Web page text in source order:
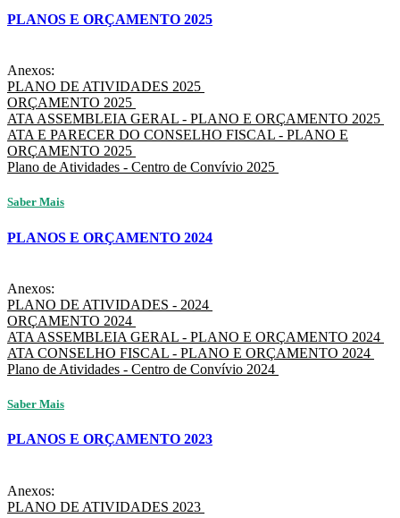
PLANOS E ORÇAMENTO 2025
Anexos:
PLANO DE ATIVIDADES 2025
ORÇAMENTO 2025
ATA ASSEMBLEIA GERAL - PLANO E ORÇAMENTO 2025
ATA E PARECER DO CONSELHO FISCAL - PLANO E
ORÇAMENTO 2025
Plano de Atividades - Centro de Convívio 2025
Saber Mais
PLANOS E ORÇAMENTO 2024
Anexos:
PLANO DE ATIVIDADES - 2024
ORÇAMENTO 2024
ATA ASSEMBLEIA GERAL - PLANO E ORÇAMENTO 2024
ATA CONSELHO FISCAL - PLANO E ORÇAMENTO 2024
Plano de Atividades - Centro de Convívio 2024
Saber Mais
PLANOS E ORÇAMENTO 2023
Anexos:
PLANO DE ATIVIDADES 2023